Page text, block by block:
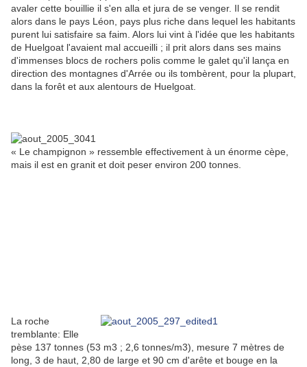
avaler cette bouillie il s'en alla et jura de se venger. Il se rendit
alors dans le pays Léon, pays plus riche dans lequel les habitants
purent lui satisfaire sa faim. Alors lui vint à l'idée que les habitants
de Huelgoat l'avaient mal accueilli ; il prit alors dans ses mains
d'immenses blocs de rochers polis comme le galet qu'il lança en
direction des montagnes d'Arrée ou ils tombèrent, pour la plupart,
dans la forêt et aux alentours de Huelgoat.
« Le champignon » ressemble effectivement à un énorme cèpe,
mais il est en granit et doit peser environ 200 tonnes.
La roche
tremblante: Elle
pèse 137 tonnes (53 m3 ; 2,6 tonnes/m3), mesure 7 mètres de
long, 3 de haut, 2,80 de large et 90 cm d'arête et bouge en la